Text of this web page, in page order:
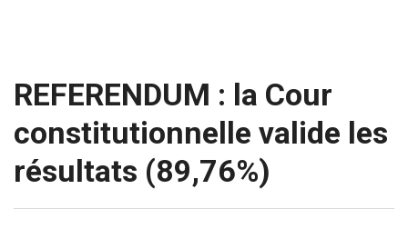
REFERENDUM : la Cour
constitutionnelle valide les
résultats (89,76%)